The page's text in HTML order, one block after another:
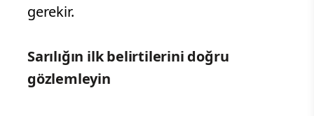
gerekir.
Sarılığın ilk belirtilerini doğru
gözlemleyin